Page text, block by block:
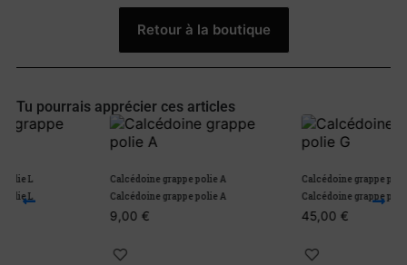
Retour à la boutique
Tu pourrais apprécier ces articles
Calcédoine grappe polie A
Calcédoine grappe polie A
Calcédoine grappe polie G
Calcédoine grappe polie G